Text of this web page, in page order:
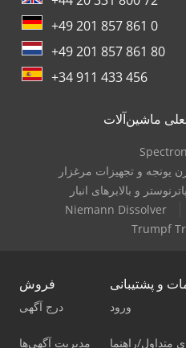
+49 201 857 861 0
+49 201 857 861 80
+34 911 433 456
یونجه و تجهیزات مرغزار
پاترنوستر و بالابرهای انبار
Niemann Dissolver
Trumpf
فروش
درج آگهی
مدیریت آگهی‌ها
و پشتیبانی
ورود
راهنما